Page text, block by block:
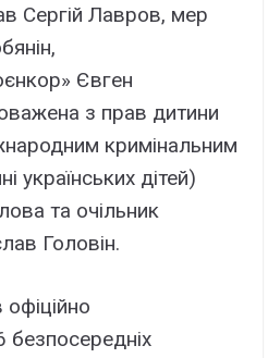
Сергій Лавров, мер
Євген
з прав дитини
кримінальним
українських дітей)
та очільник
Головін.
безпосередніх